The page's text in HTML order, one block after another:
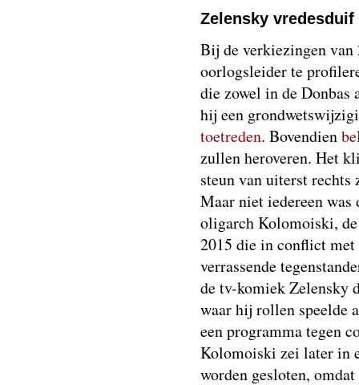
Zelensky vredesduif
Bij de verkiezingen van
oorlogsleider te
die zowel in de
hij een
toetreden. Bovendien
zullen heroveren. Het
steun van uiterst rechts
Maar niet iedereen
oligarch Kolomoiski,
2015 die in conflict met
verrassende
de tv-komiek Zelensky
waar hij rollen speelde
een programma tegen
Kolomoiski zei later in
worden gesloten,